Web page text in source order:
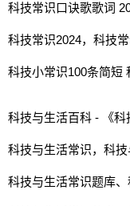
科技常识口诀歌歌词
科技常识2024，科技
科技小常识100条简短
科技与生活百科 - 《科
科技与生活常识，科
科技与生活常识题库